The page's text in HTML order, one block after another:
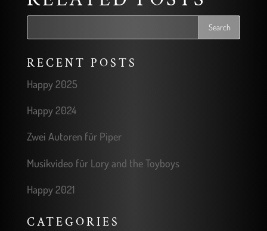
RECENT POSTS
Happy 2025
Happy 2024
Zwei Autoren für Piper
Musikvideo für Lory and the Toyboys
Happy 2021
CATEGORIES